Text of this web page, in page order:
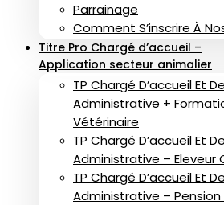
Parrainage
Comment S’inscrire À
Titre Pro Chargé d’accueil –
Application secteur animalier
TP Chargé D’accueil Et
Administrative +
Vétérinaire
TP Chargé D’accueil Et
Administrative – Eleveur
TP Chargé D’accueil Et
Administrative –